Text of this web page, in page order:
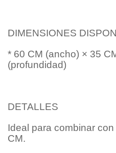
DIMENSIONES
* 60 CM (ancho) × 35
(profundidad)
DETALLES
Ideal para combinar
CM.